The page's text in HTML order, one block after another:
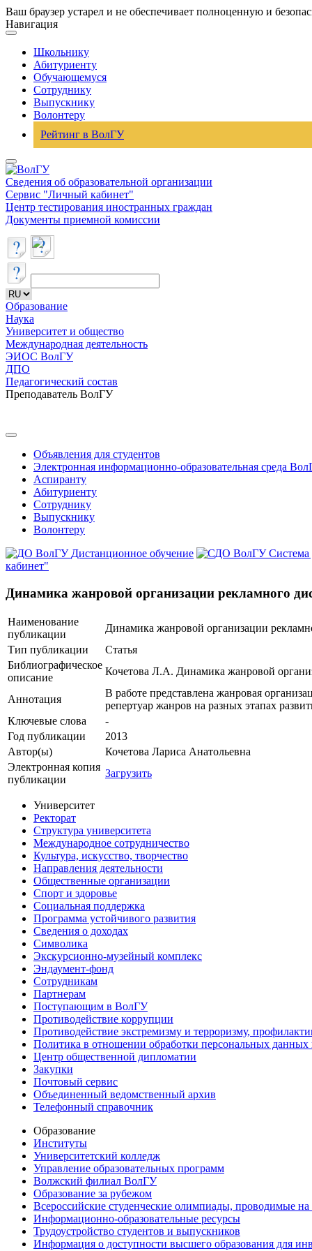
Ваш браузер устарел и не обеспечивает полноценную и
Навигация
Школьнику
Абитуриенту
Обучающемуся
Сотруднику
Выпускнику
Волонтеру
Рейтинг в ВолГУ
Сведения об образовательной организации
Сервис "Личный кабинет"
Центр тестирования иностранных граждан
Документы приемной комиссии
Образование
Наука
Университет и общество
Международная деятельность
ЭИОС ВолГУ
ДПО
Педагогический состав
Преподаватель ВолГУ
Объявления для студентов
Электронная информационно-образовательная среда
Аспиранту
Абитуриенту
Сотруднику
Выпускнику
Волонтеру
Дистанционное обучение
Система
кабинет"
Динамика жанровой организации рекламного
Наименование
публикации
Динамика жанровой организации
Тип публикации
Статья
Библиографическое
описание
Кочетова Л.А. Динамика жанровой
Аннотация
В работе представлена жанровая
репертуар жанров на разных этапах
Ключевые cлова
-
Год публикации
2013
Автор(ы)
Кочетова Лариса Анатольевна
Электронная копия
публикации
Загрузить
Университет
Ректорат
Структура университета
Международное сотрудничество
Культура, искусство, творчество
Направления деятельности
Общественные организации
Спорт и здоровье
Социальная поддержка
Программа устойчивого развития
Сведения о доходах
Символика
Экскурсионно-музейный комплекс
Эндаумент-фонд
Сотрудникам
Партнерам
Поступающим в ВолГУ
Противодействие коррупции
Противодействие экстремизму и терроризму,
Политика в отношении обработки персональных
Центр общественной дипломатии
Закупки
Почтовый сервис
Объединенный ведомственный архив
Телефонный справочник
Образование
Институты
Университетский колледж
Управление образовательных программ
Волжский филиал ВолГУ
Образование за рубежом
Всероссийские студенческие олимпиады, проводимые
Информационно-образовательные ресурсы
Трудоустройство студентов и выпускников
Информация о доступности высшего образования для